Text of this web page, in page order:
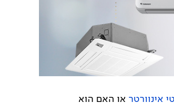
אינוורטר או האם הוא